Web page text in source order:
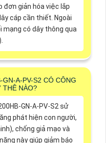
đơn giản hóa việc lắp
cáp cần thiết. Ngoài
mạng có dây thông qua
A-PV-S2 CÓ CÔNG
THÊ NÀO?
GN-A-PV-S2 sử
phát hiện con người,
chống giả mạo và
này giúp giảm báo